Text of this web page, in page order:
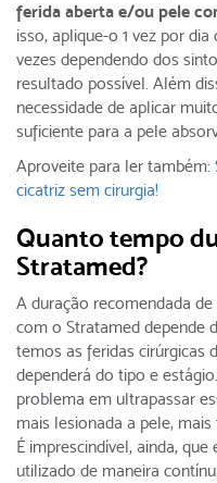
ferida aberta e/ou pele
isso, aplique-o 1 vez por
vezes dependendo dos
resultado possível. Além
necessidade de aplicar
suficiente para a pele
Aproveite para ler também:
cicatriz sem cirurgia!
Quanto tempo
Stratamed?
A duração recomendada
com o Stratamed depende
temos as feridas cirúrgicas
dependerá do tipo e
problema em ultrapassar
mais lesionada a pele,
É imprescindível, ainda,
utilizado de maneira